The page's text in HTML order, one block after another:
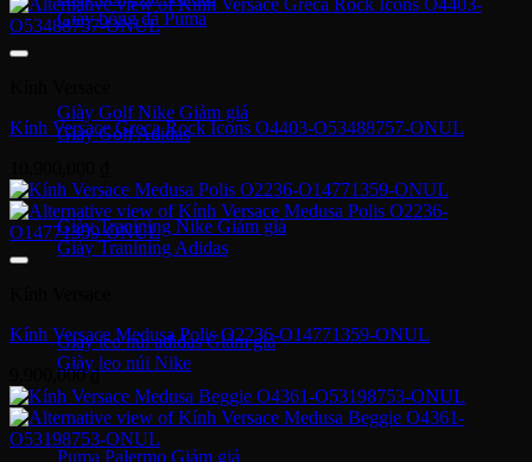
Giày bóng đá Puma
Giày Golf Nike
Giày Golf Adidas
Giày Training
Giày Tranining Nike
Giày Tranining Adidas
Giày leo núi adidas
Giày leo núi Nike
Giày Puma
Puma Palermo
Kính Versace Greca Rock Icons O4403-O53488757-ONUL
Kính Versace Medusa Polis O2236-O14771359-ONUL
9,900,000₫